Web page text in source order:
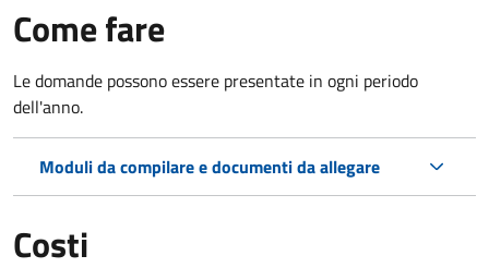
Come fare
Le domande possono essere presentate in ogni periodo
dell'anno.
Moduli da compilare e documenti da allegare
Costi